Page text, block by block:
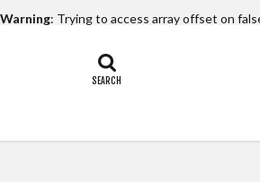
Warning: Trying to access array offset on